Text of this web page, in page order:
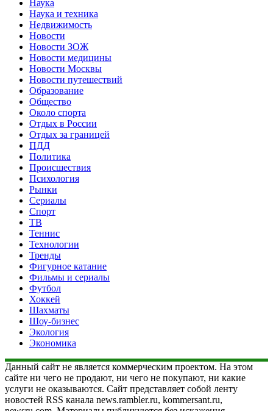
Наука
Наука и техника
Недвижимость
Новости
Новости ЗОЖ
Новости медицины
Новости Москвы
Новости путешествий
Образование
Общество
Около спорта
Отдых в России
Отдых за границей
ПДД
Политика
Происшествия
Психология
Рынки
Сериалы
Спорт
ТВ
Теннис
Технологии
Тренды
Фигурное катание
Фильмы и сериалы
Футбол
Хоккей
Шахматы
Шоу-бизнес
Экология
Экономика
Данный сайт не является коммерческим проектом. На этом
сайте ни чего не продают, ни чего не покупают, ни какие
услуги не оказываются. Сайт представляет собой ленту
новостей RSS канала news.rambler.ru, kommersant.ru,